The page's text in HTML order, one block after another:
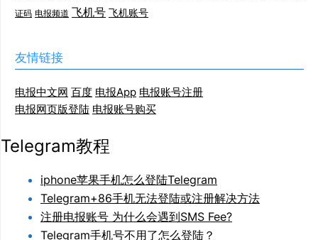
证码 电报频道 飞机号 飞机账号
友情链接
电报中文网 百度 电报App 电报账号注册
电报网页版登陆 电报账号购买
Telegram教程
iphone苹果手机怎么登陆Telegram
Telegram+86手机无法登陆或注册解决方法
注册电报账号 为什么会遇到SMS Fee?
Telegram手机号不用了怎么登陆？